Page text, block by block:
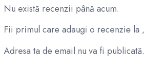
Nu există recenzii până acum.
Fii primul care adaugi o recenzie la
Adresa ta de email nu va fi publicată.